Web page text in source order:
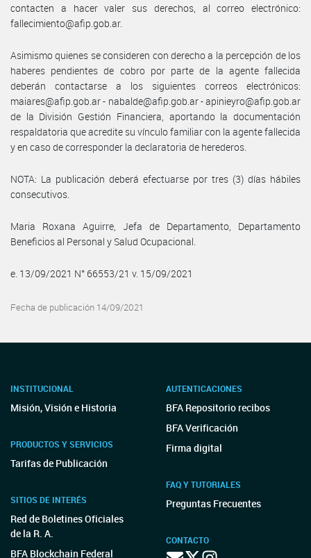
contacten a hacer valer sus derechos, al correo electrónico:
fallecimiento@afip.gob.ar.
Asimismo quienes se consideren con derecho a la percepción de los
haberes pendientes de cobro por parte de la agente fallecida
deberán contactarse a los siguientes correos electrónicos:
maiares@afip.gob.ar - nabalde@afip.gob.ar - apinieyro@afip.gob.ar
de la División Gestión Financiera, aportando la documentación
respaldatoria que acredite su vínculo familiar con la agente fallecida
y en caso de corresponder la declaratoria de herederos.
NOTA: La publicación deberá efectuarse por tres (3) días hábiles
consecutivos.
Maria Roxana Aguirre, Jefa de Departamento, Departamento
Beneficios al Personal y Salud Ocupacional.
e. 13/09/2021 N° 66553/21 v. 15/09/2021
Fecha de publicación 14/09/2021
INSTITUCIONAL
Misión, Visión e Historia
PRODUCTOS Y SERVICIOS
Tarifas de Publicación
SITIOS DE INTERÉS
Red de Boletines Oficiales
de la R. A.
BFA Blockchain Federal
AUTENTICACIONES
BFA Repositorio recibos
BFA Verificación
Firma digital
FAQ Y TUTORIALES
Preguntas Frecuentes
CONTACTO